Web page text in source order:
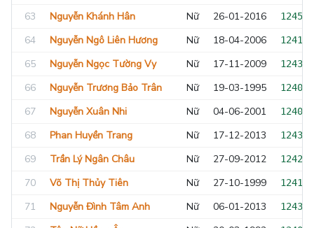
63 Nguyễn Khánh Hân Nữ 26-01-2016
64 Nguyễn Ngô Liên Hương Nữ 18-04-2006
65 Nguyễn Ngọc Tường Vy Nữ 17-11-2009
66 Nguyễn Trương Bảo Trân Nữ 19-03-1995
67 Nguyễn Xuân Nhi Nữ 04-06-2001
68 Phan Huyền Trang Nữ 17-12-2013
69 Trần Lý Ngân Châu Nữ 27-09-2012
70 Võ Thị Thủy Tiên Nữ 27-10-1999
71 Nguyễn Đình Tâm Anh Nữ 06-01-2013